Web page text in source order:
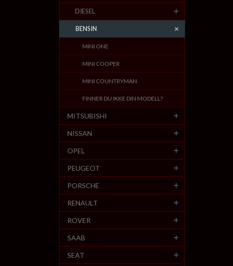
DIESEL
BENSIN
MINI ONE
MINI COOPER
MINI COUNTRYMAN
FINNER DU IKKE DIN MODELL?
MITSUBISHI
NISSAN
OPEL
PEUGEOT
PORSCHE
RENAULT
ROVER
SAAB
SEAT